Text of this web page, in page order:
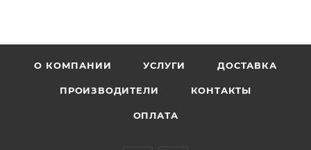
О КОМПАНИИ УСЛУГИ ДОСТАВКА
ПРОИЗВОДИТЕЛИ КОНТАКТЫ
ОПЛАТА